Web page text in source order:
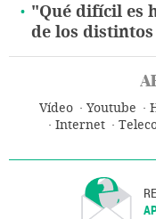
"Qué difícil es
de los
Vídeo Youtube
Internet